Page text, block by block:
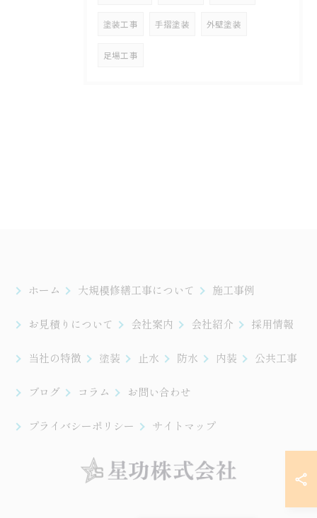
塗装工事 手摺塗装 外壁塗装
足場工事
ホーム 大規模修繕工事について 施工事例
お見積りについて 会社案内 会社紹介 採用情報
当社の特徴 塗装 止水 防水 内装 公共工事
ブログ コラム お問い合わせ
プライバシーポリシー サイトマップ